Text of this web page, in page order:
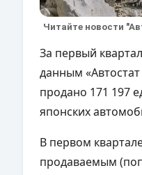
Читайте новости
За первый
данным
продано 171 197
японских
В первом
продаваемым